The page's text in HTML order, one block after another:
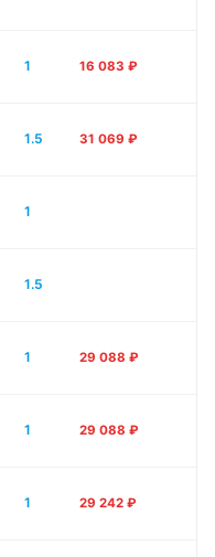
1 16 083 ₽
1.5 31 069 ₽
1
1.5
1 29 088 ₽
1 29 088 ₽
1 29 242 ₽